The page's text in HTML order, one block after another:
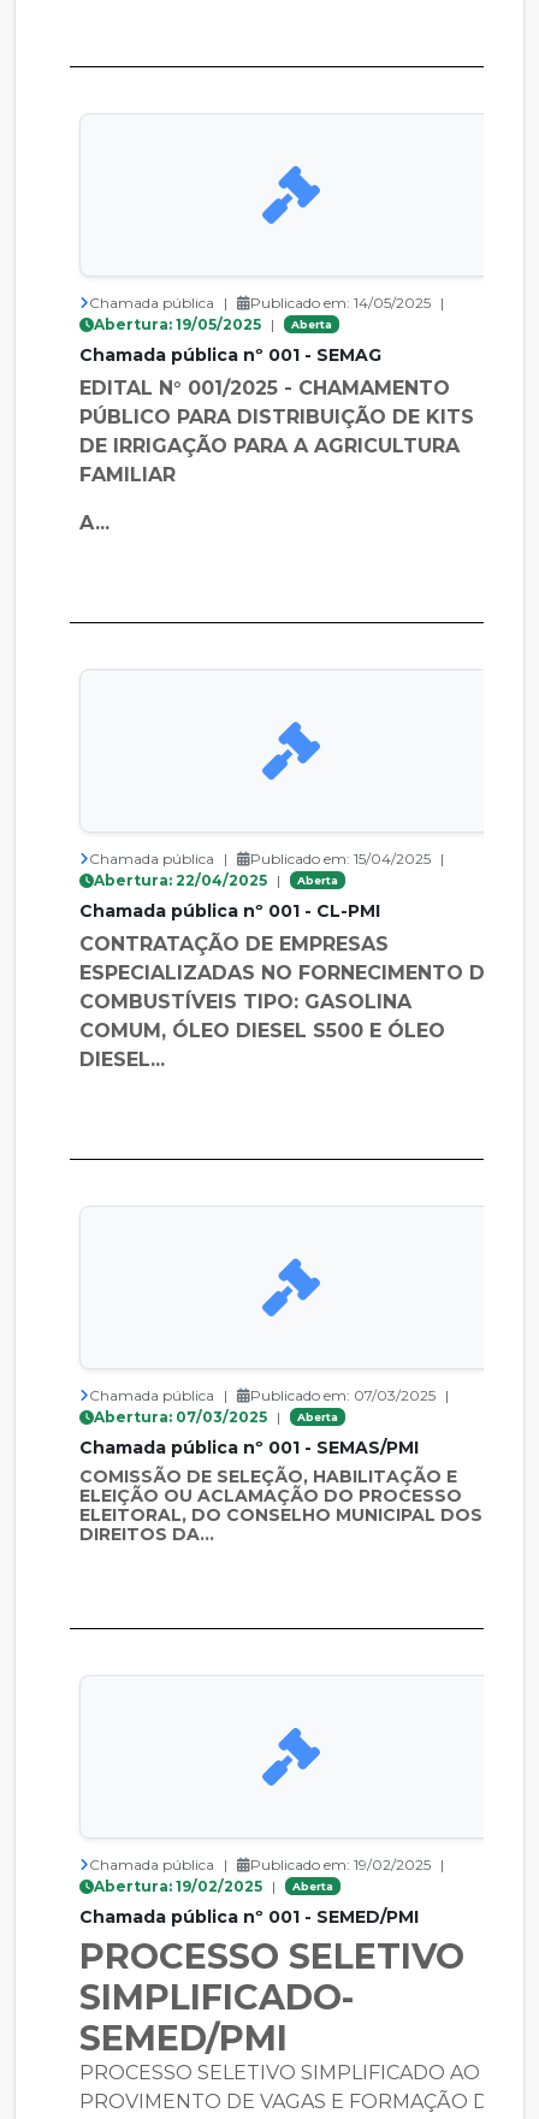
Chamada pública | Publicado em: 14/05/2025 |
Abertura: 19/05/2025 | Aberta
Chamada pública nº 001 - SEMAG
EDITAL N° 001/2025 - CHAMAMENTO
PÚBLICO PARA DISTRIBUIÇÃO DE KITS
DE IRRIGAÇÃO PARA A AGRICULTURA
FAMILIAR
A...
Chamada pública | Publicado em: 15/04/2025 |
Abertura: 22/04/2025 | Aberta
Chamada pública nº 001 - CL-PMI
CONTRATAÇÃO DE EMPRESAS
ESPECIALIZADAS NO FORNECIMENTO DE
COMBUSTÍVEIS TIPO: GASOLINA
COMUM, ÓLEO DIESEL S500 E ÓLEO
DIESEL...
Chamada pública | Publicado em: 07/03/2025 |
Abertura: 07/03/2025 | Aberta
Chamada pública nº 001 - SEMAS/PMI
COMISSÃO DE SELEÇÃO, HABILITAÇÃO E
ELEIÇÃO OU ACLAMAÇÃO DO PROCESSO
ELEITORAL, DO CONSELHO MUNICIPAL DOS
DIREITOS DA...
Chamada pública | Publicado em: 19/02/2025 |
Abertura: 19/02/2025 | Aberta
Chamada pública nº 001 - SEMED/PMI
PROCESSO SELETIVO
SIMPLIFICADO-
SEMED/PMI
PROCESSO SELETIVO SIMPLIFICADO AO
PROVIMENTO DE VAGAS E FORMAÇÃO DE